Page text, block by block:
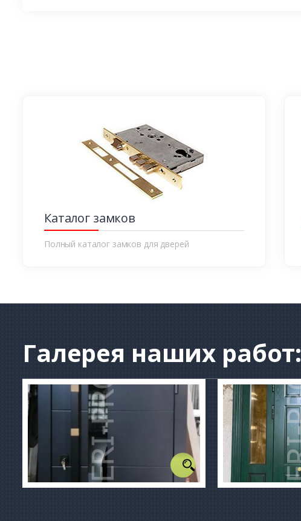
Каталог замков
Полный каталог замков для дверей
Галерея наших работ: